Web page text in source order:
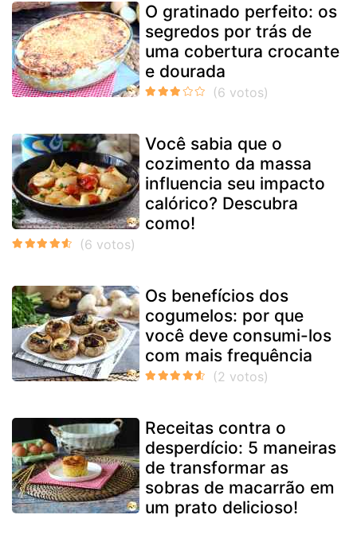
O gratinado perfeito: os
segredos por trás de
uma cobertura crocante
e dourada
Você sabia que o
cozimento da massa
influencia seu impacto
calórico? Descubra
como!
Os benefícios dos
cogumelos: por que
você deve consumi-los
com mais frequência
Receitas contra o
desperdício: 5 maneiras
de transformar as
sobras de macarrão em
um prato delicioso!